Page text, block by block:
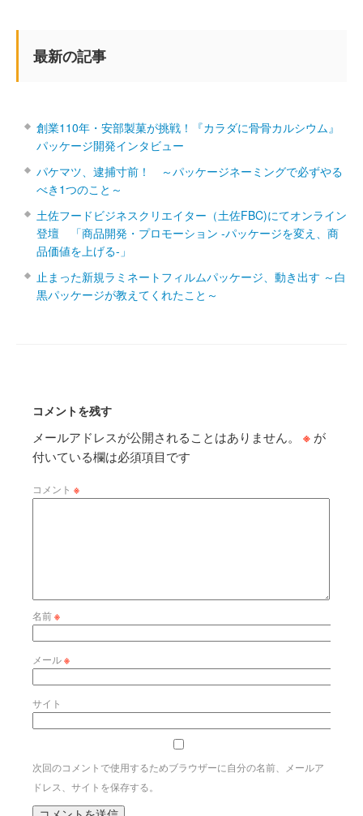
最新の記事
創業110年・安部製菓が挑戦！『カラダに骨骨カルシウム』
パッケージ開発インタビュー
パケマツ、逮捕寸前！ ～パッケージネーミングで必ずやる
べき1つのこと～
土佐フードビジネスクリエイター（土佐FBC)にてオンライン
登壇 「商品開発・プロモーション ‐パッケージを変え、商
品価値を上げる‐」
止まった新規ラミネートフィルムパッケージ、動き出す ～白
黒パッケージが教えてくれたこと～
コメントを残す
メールアドレスが公開されることはありません。 ※ が
付いている欄は必須項目です
コメント ※
名前※
メール※
サイト
次回のコメントで使用するためブラウザーに自分の名前、メールア
ドレス、サイトを保存する。